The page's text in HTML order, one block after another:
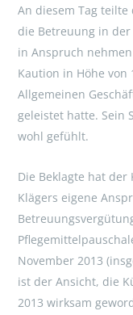
An diesem Tag
die Betreuung in
in Anspruch
Kaution in Höhe von
Allgemeinen
geleistet hatte. Sein
wohl gefühlt.
Die Beklagte hat
Klägers eigene
November 2013
ist der Ansicht, die
2013 wirksam